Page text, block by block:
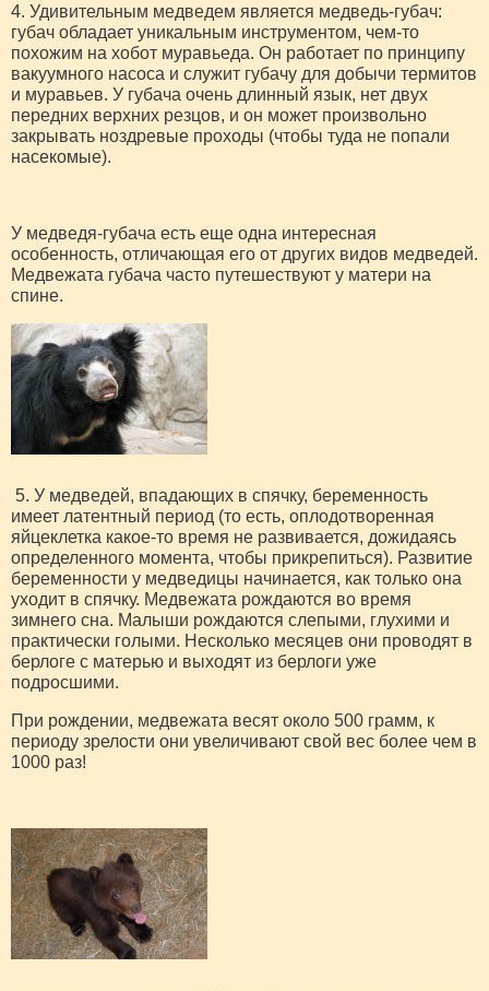
4. Удивительным медведем является медведь-губач:
губач обладает уникальным инструментом, чем-то
похожим на хобот муравьеда. Он работает по принципу
вакуумного насоса и служит губачу для добычи термитов
и муравьев. У губача очень длинный язык, нет двух
передних верхних резцов, и он может произвольно
закрывать ноздревые проходы (чтобы туда не попали
насекомые).
У медведя-губача есть еще одна интересная
особенность, отличающая его от других видов медведей.
Медвежата губача часто путешествуют у матери на
спине.
5. У медведей, впадающих в спячку, беременность
имеет латентный период (то есть, оплодотворенная
яйцеклетка какое-то время не развивается, дожидаясь
определенного момента, чтобы прикрепиться). Развитие
беременности у медведицы начинается, как только она
уходит в спячку. Медвежата рождаются во время
зимнего сна. Малыши рождаются слепыми, глухими и
практически голыми. Несколько месяцев они проводят в
берлоге с матерью и выходят из берлоги уже
подросшими.
При рождении, медвежата весят около 500 грамм, к
периоду зрелости они увеличивают свой вес более чем в
1000 раз!